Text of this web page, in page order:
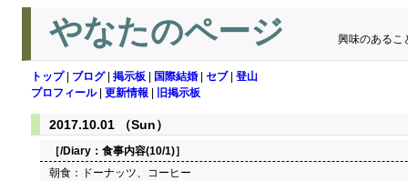
やなたのページ 興味のあるこ
トップ| ブログ| 掲示板 国際結婚 セブ| 登山
プロフィール| 更新情報 旧掲示板
2017.10.01 （Sun）
［/Diary： 食事内容(10/1)］
朝食：ドーナッツ、コーヒー